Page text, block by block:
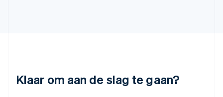
Klaar om aan de slag te gaan?
FrançaisDeutschEnglish